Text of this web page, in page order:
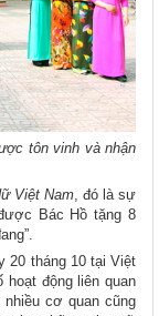
tôn vinh và nhận
Việt Nam, đó là sự
Bác Hồ tặng 8
20 tháng 10 tại Việt
động liên quan
cơ quan cũng